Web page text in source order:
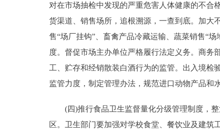
对在市场抽检中发现的严重危害人体健康的不合
货渠道、销售场所，追根溯源，一查到底。加大
售“场厂挂钩”、畜禽产品冷藏运输、蔬菜销售“
度。督促市场主办单位严格履行法定义务。商
工、贮存和经销散装白酒行为的监管。出入境检
监管力度，制定管理办法，规范进口动物产品和
(四)推行食品卫生监督量化分级管理制度，整
区。卫生部门要加强对学校食堂、餐饮业及建筑